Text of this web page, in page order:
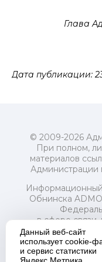
Глава
Дата публикации:
© 2009-2026
При полном,
материалов
Администрации
Обнинска
в сфере
и массовых
Свидетельство
Данный веб-сайт
использует cookie-
и сервис статистики